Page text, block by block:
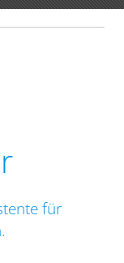
für